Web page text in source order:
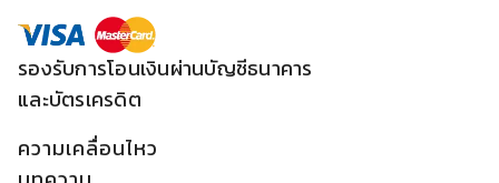
รองรับการโอนเงินผ่านบัญชีธนาคาร
และบัตรเครดิต
ความเคลื่อนไหว